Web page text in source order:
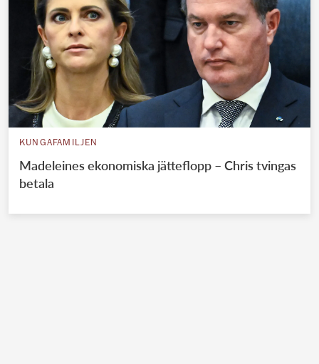
KUNGAFAMILJEN
Madeleines ekonomiska jätteflopp – Chris tvingas
betala